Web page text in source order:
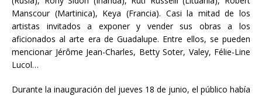
Manscour (Martinica), Keya (Francia). Casi la mitad de los
artistas invitados a exponer y vender sus obras a los
aficionados al arte era de Guadalupe. Entre ellos, se pueden
mencionar Jérôme Jean-Charles, Betty Soter, Valey, Félie-Line
Lucol…
Durante la inauguración del jueves 18 de junio, el público había